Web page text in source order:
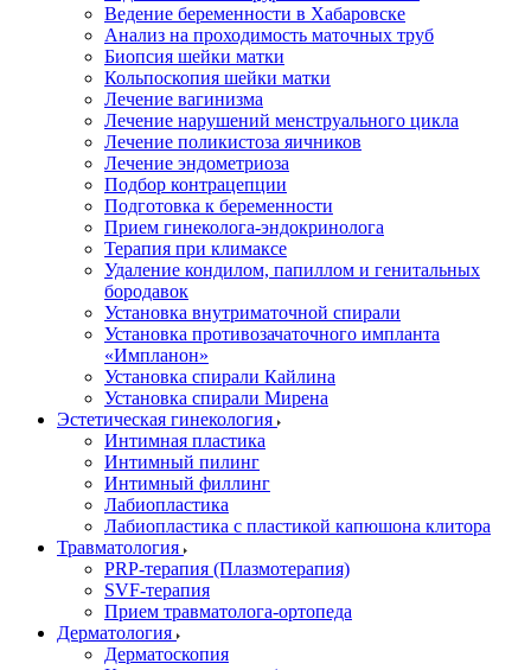
Ведение беременности в Хабаровске
Анализ на проходимость маточных труб
Биопсия шейки матки
Кольпоскопия шейки матки
Лечение вагинизма
Лечение нарушений менструального цикла
Лечение поликистоза яичников
Лечение эндометриоза
Подбор контрацепции
Подготовка к беременности
Прием гинеколога-эндокринолога
Терапия при климаксе
Удаление кондилом, папиллом и генитальных
бородавок
Установка внутриматочной спирали
Установка противозачаточного импланта
«Импланон»
Установка спирали Кайлина
Установка спирали Мирена
Эстетическая гинекология
Интимная пластика
Интимный пилинг
Интимный филлинг
Лабиопластика
Лабиопластика с пластикой капюшона клитора
Травматология
PRP-терапия (Плазмотерапия)
SVF-терапия
Прием травматолога-ортопеда
Дерматология
Дерматоскопия